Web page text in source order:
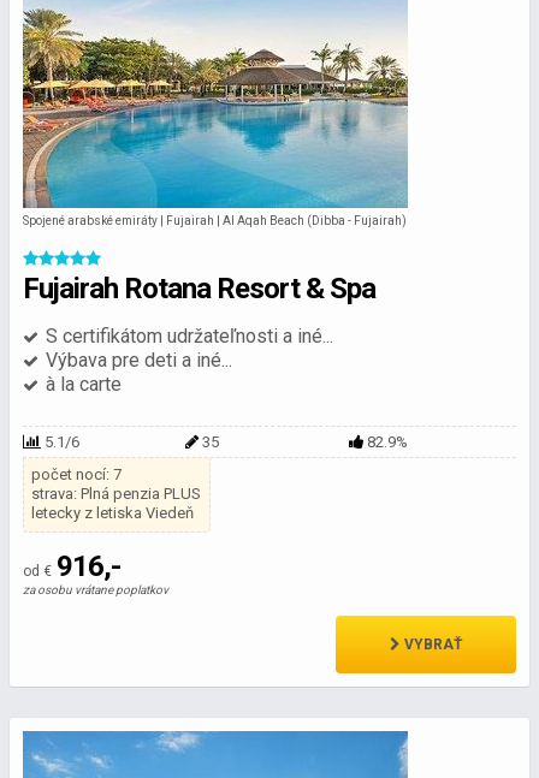
Spojené arabské emiráty | Fujairah | Al Aqah Beach (Dibba - Fujairah)
Fujairah Rotana Resort & Spa
S certifikátom udržateľnosti a iné...
Výbava pre deti a iné...
à la carte
5.1/6 35
82.9%
počet nocí: 7
strava: Plná penzia PLUS
letecky z letiska Viedeň
od € 916,-
za osobu vrátane poplatkov
VYBRAŤ